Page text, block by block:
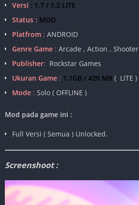
Versi : 1.7 / 1.2 LITE
Status : MOD
Platfrom : ANDROID
Genre Game : Arcade , Action , Shooter
Publisher: Rockstar Games
Ukuran Game : 1.1GB / 420 MB ( LITE )
Mode : Solo ( OFFLINE )
Mod pada game ini :
Full Versi ( Semua ) Unlocked.
Screenshoot :